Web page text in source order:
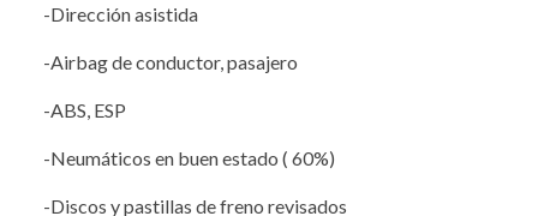
-Dirección asistida
-Airbag de conductor, pasajero
-ABS, ESP
-Neumáticos en buen estado ( 60%)
-Discos y pastillas de freno revisados